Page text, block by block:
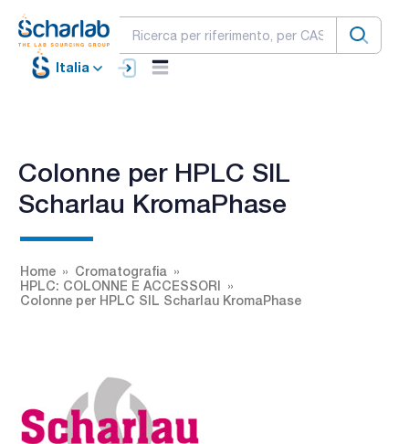
Italia
Colonne per HPLC SIL
Scharlau KromaPhase
Home
Cromatografia
HPLC: COLONNE E ACCESSORI
Colonne per HPLC SIL Scharlau KromaPhase